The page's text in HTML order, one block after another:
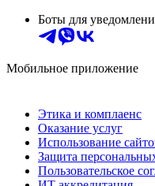
Боты для
Мобильное приложение
Этика и комплаенс
Оказание услуг
Использование
Защита
Пользовательское